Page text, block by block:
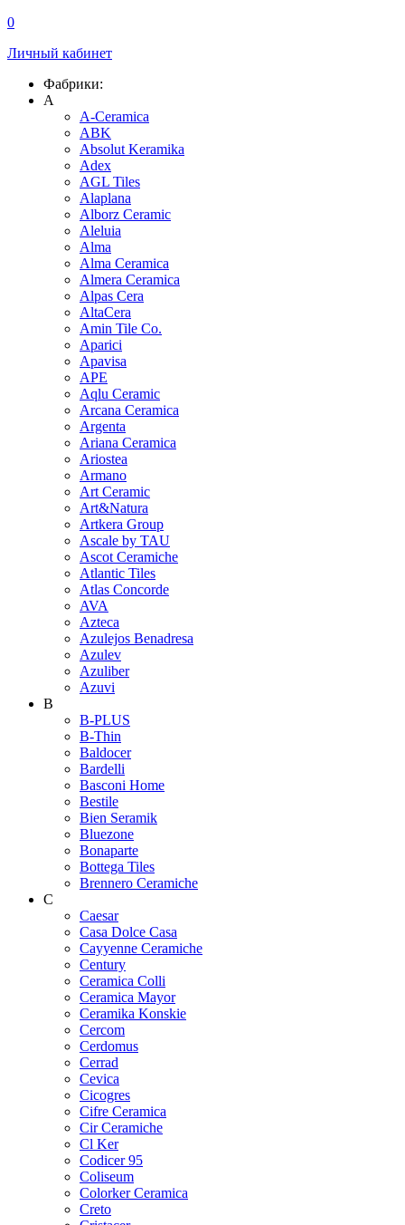
0
Личный кабинет
Фабрики:
A
A-Ceramica
ABK
Absolut Keramika
Adex
AGL Tiles
Alaplana
Alborz Ceramic
Aleluia
Alma
Alma Ceramica
Almera Ceramica
Alpas Cera
AltaCera
Amin Tile Co.
Aparici
Apavisa
APE
Aqlu Ceramic
Arcana Ceramica
Argenta
Ariana Ceramica
Ariostea
Armano
Art Ceramic
Art&Natura
Artkera Group
Ascale by TAU
Ascot Ceramiche
Atlantic Tiles
Atlas Concorde
AVA
Azteca
Azulejos Benadresa
Azulev
Azuliber
Azuvi
B
B-PLUS
B-Thin
Baldocer
Bardelli
Basconi Home
Bestile
Bien Seramik
Bluezone
Bonaparte
Bottega Tiles
Brennero Ceramiche
C
Caesar
Casa Dolce Casa
Cayyenne Ceramiche
Century
Ceramica Colli
Ceramica Mayor
Ceramika Konskie
Cercom
Cerdomus
Cerrad
Cevica
Cicogres
Cifre Ceramica
Cir Ceramiche
Cl Ker
Codicer 95
Coliseum
Colorker Ceramica
Creto